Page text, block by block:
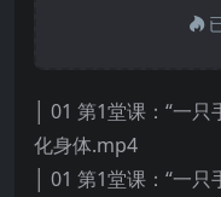
│ 01 第1堂课：“一
化身体.mp4
│ 01 第1堂课：“一